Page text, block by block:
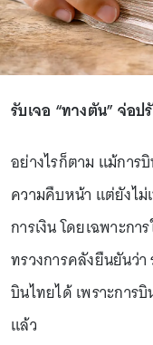
รับเจอ “ทางตัน” จ่อ
อย่างไรก็ตาม แม้การ
ความคืบหน้า แต่ยังไ
การเงิน โดยเฉพาะก
ทรวงการคลังยืนยันว่า
บินไทยได้ เพราะการ
แล้ว